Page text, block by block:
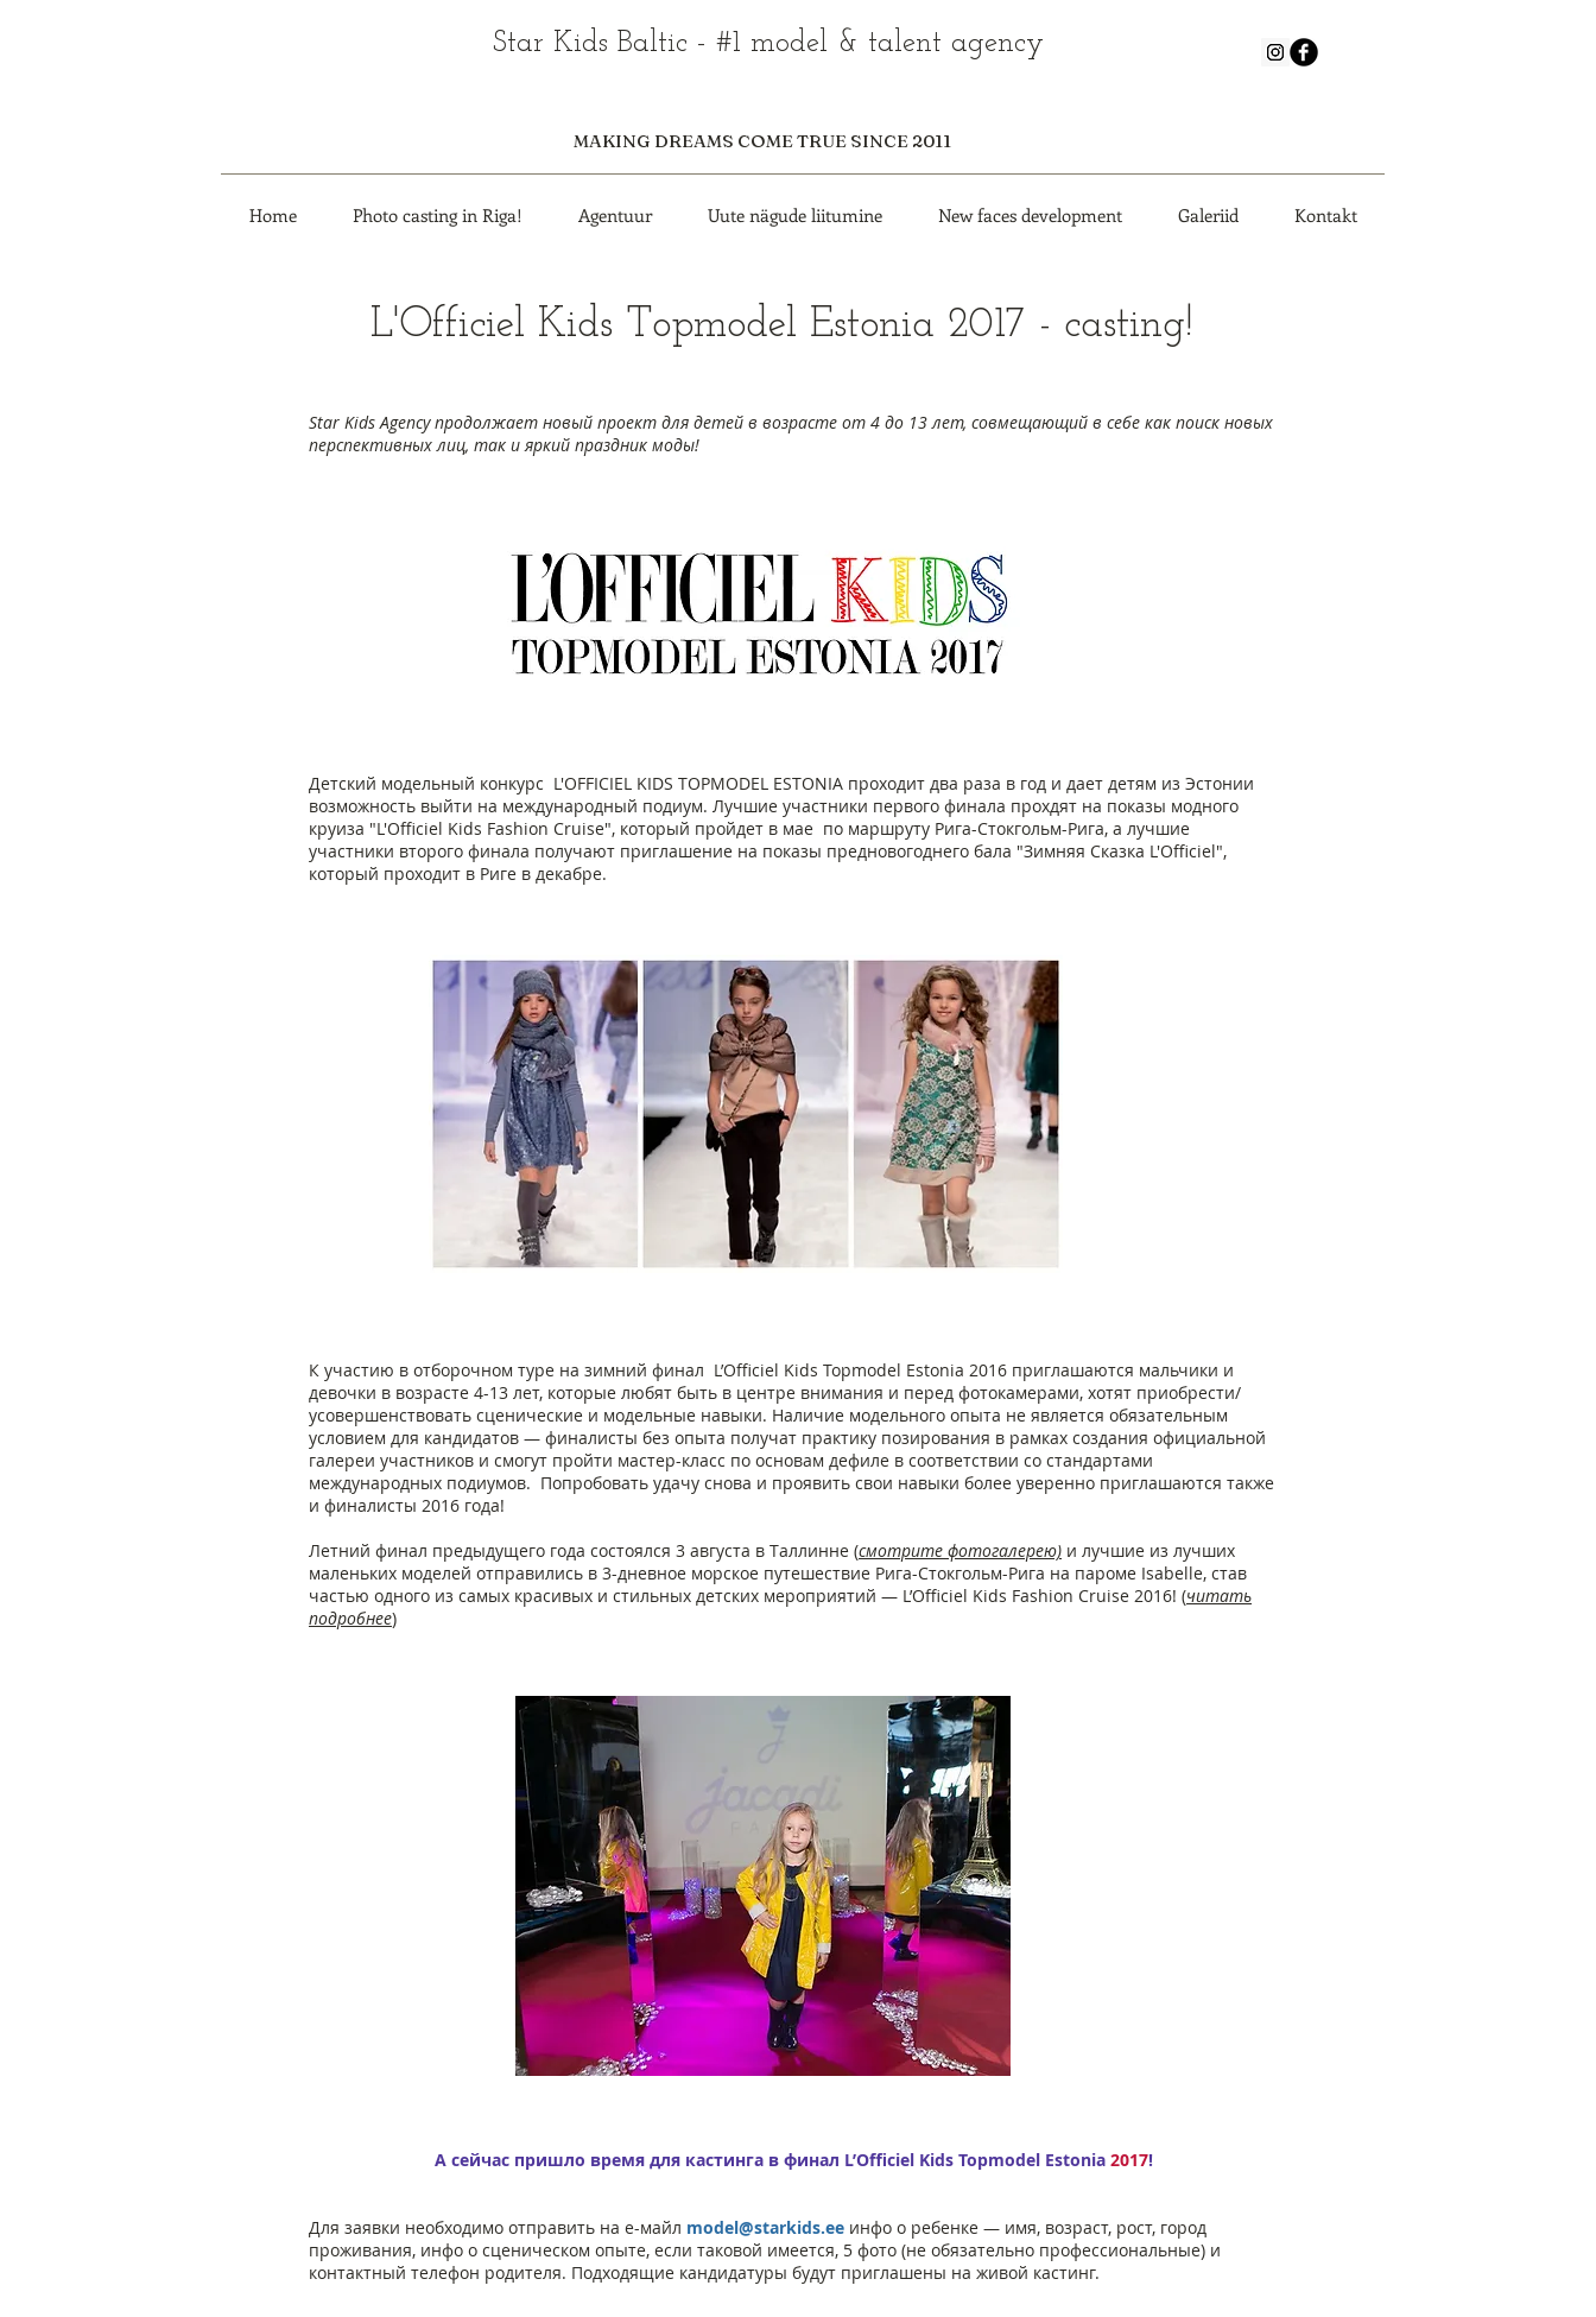
Star Kids Baltic - #1 model & talent agency
MAKING DREAMS COME TRUE SINCE 2011
Home Photo casting in Riga! Agentuur Uute nägude liitumine New faces development Galeriid Kontakt
L'Officiel Kids Topmodel Estonia 2017 - casting!
Star Kids Agency продолжает новый проект для детей в возрасте от 4 до 13 лет, совмещающий в себе как поиск новых
перспективных лиц, так и яркий праздник моды!
Детский модельный конкурс L'OFFICIEL KIDS TOPMODEL ESTONIA проходит два раза в год и дает детям из Эстонии
возможность выйти на международный подиум. Лучшие участники первого финала прохдят на показы модного
круиза "L'Officiel Kids Fashion Cruise", который пройдет в мае по маршруту Рига-Стокгольм-Рига, а лучшие
участники второго финала получают приглашение на показы предновогоднего бала "Зимняя Сказка L'Officiel",
который проходит в Риге в декабре.
К участию в отборочном туре на зимний финал L’Officiel Kids Topmodel Estonia 2016 приглашаются мальчики и
девочки в возрасте 4-13 лет, которые любят быть в центре внимания и перед фотокамерами, хотят приобрести/
усовершенствовать сценические и модельные навыки. Наличие модельного опыта не является обязательным
условием для кандидатов — финалисты без опыта получат практику позирования в рамках создания официальной
галереи участников и смогут пройти мастер-класс по основам дефиле в соответствии со стандартами
международных подиумов. Попробовать удачу снова и проявить свои навыки более уверенно приглашаются также
и финалисты 2016 года!
Летний финал предыдущего года состоялся 3 августа в Таллинне (смотрите фотогалерею) и лучшие из лучших
маленьких моделей отправились в 3-дневное морское путешествие Рига-Стокгольм-Рига на пароме Isabelle, став
частью одного из самых красивых и стильных детских мероприятий — L’Officiel Kids Fashion Cruise 2016! (читать
подробнее)
А сейчас пришло время для кастинга в финал L’Officiel Kids Topmodel Estonia 2017!
Для заявки необходимо отправить на е-майл model@starkids.ee инфо о ребенке — имя, возраст, рост, город
проживания, инфо о сценическом опыте, если таковой имеется, 5 фото (не обязательно прoфессиональные) и
контактный телефон родителя. Подходящие кандидатуры будут приглашены на живой кастинг.